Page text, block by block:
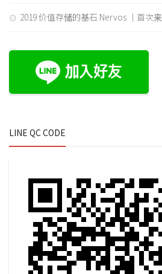
2019 价值存储的基石 Nervos ｜首次
LINE QC CODE